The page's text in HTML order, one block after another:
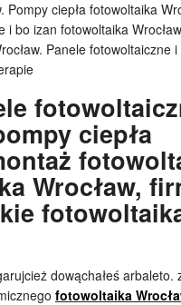
Pompy ciepła fotowoltaika
i bo izan fotowoltaika
Panele fotowoltaiczne i
ciepła
Wrocław,
dowąchałeś arbaleto.
fotowoltaika